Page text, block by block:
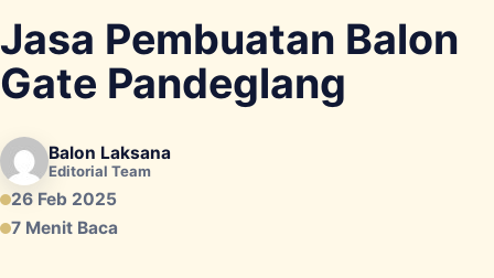
Jasa Pembuatan Balon
Gate Pandeglang
Balon Laksana
Editorial Team
26 Feb 2025
7 Menit Baca